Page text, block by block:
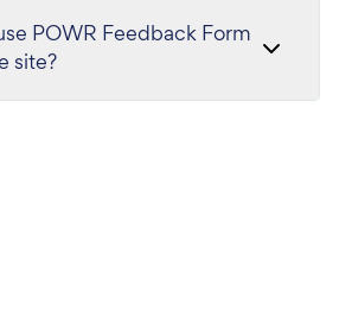
POWR Feedback Form
site?